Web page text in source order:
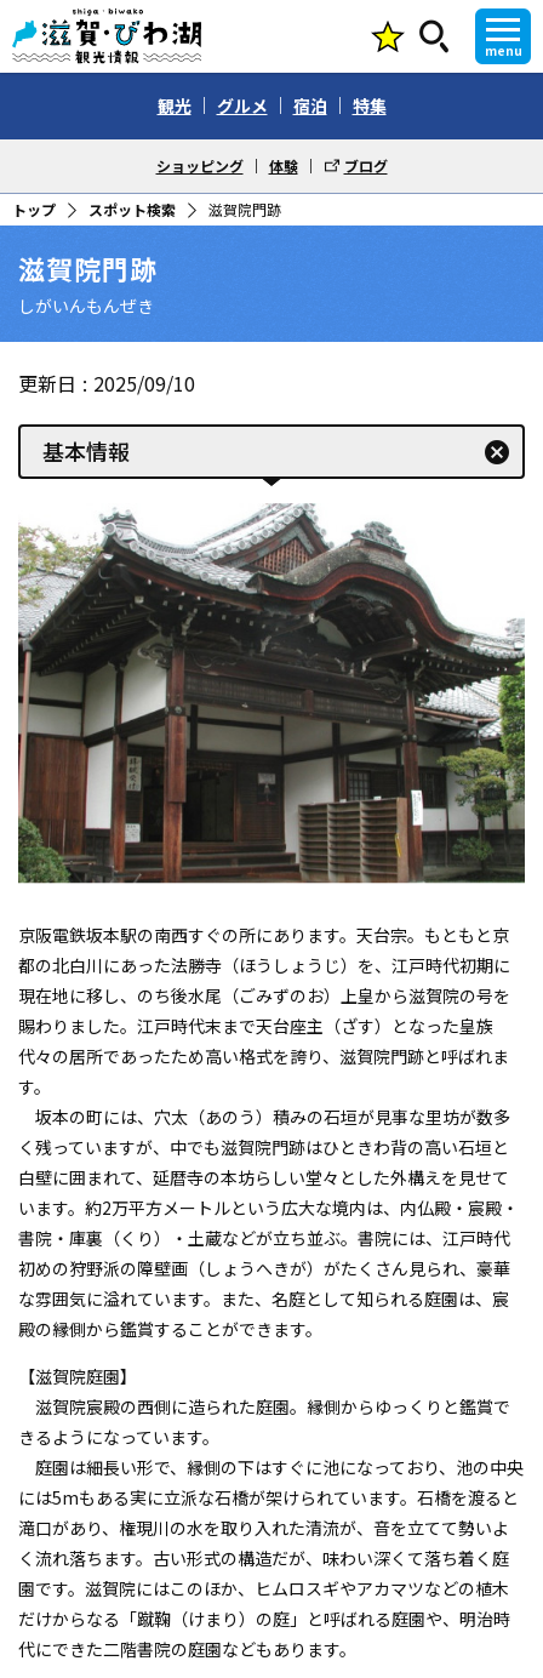
menu
観光 グルメ 宿泊 特集
ショッピング 体験 ブログ
トップ スポット検索 滋賀院門跡
滋賀院門跡
しがいんもんぜき
更新日 2025/09/10
基本情報 cancel
京阪電鉄坂本駅の南西すぐの所にあります。天台宗。もともと京
都の北白川にあった法勝寺（ほうしょうじ）を、江戸時代初期に
現在地に移し、のち後水尾（ごみずのお）上皇から滋賀院の号を
賜わりました。江戸時代末まで天台座主（ざす）となった皇族
代々の居所であったため高い格式を誇り、滋賀院門跡と呼ばれま
す。
坂本の町には、穴太（あのう）積みの石垣が見事な里坊が数多
く残っていますが、中でも滋賀院門跡はひときわ背の高い石垣と
白壁に囲まれて、延暦寺の本坊らしい堂々とした外構えを見せて
います。約2万平方メートルという広大な境内は、内仏殿・宸殿・
書院・庫裏（くり）・土蔵などが立ち並ぶ。書院には、江戸時代
初めの狩野派の障壁画（しょうへきが）がたくさん見られ、豪華
な雰囲気に溢れています。また、名庭として知られる庭園は、宸
殿の縁側から鑑賞することができます。
【滋賀院庭園】
滋賀院宸殿の西側に造られた庭園。縁側からゆっくりと鑑賞で
きるようになっています。
庭園は細長い形で、縁側の下はすぐに池になっており、池の中央
には5mもある実に立派な石橋が架けられています。石橋を渡ると
滝口があり、権現川の水を取り入れた清流が、音を立てて勢いよ
く流れ落ちます。古い形式の構造だが、味わい深くて落ち着く庭
園です。滋賀院にはこのほか、ヒムロスギやアカマツなどの植木
だけからなる「蹴鞠（けまり）の庭」と呼ばれる庭園や、明治時
代にできた二階書院の庭園などもあります。